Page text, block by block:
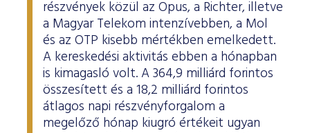
részvények közül az Opus, a Richter, illetve
a Magyar Telekom intenzívebben, a Mol
és az OTP kisebb mértékben emelkedett.
A kereskedési aktivitás ebben a hónapban
is kimagasló volt. A 364,9 milliárd forintos
összesített és a 18,2 milliárd forintos
átlagos napi részvényforgalom a
megelőző hónap kiugró értékeit ugyan